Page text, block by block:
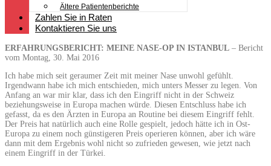
Ältere Patientenberichte
Zahlen Sie in Raten
Kontaktieren Sie uns
ERFAHRUNGSBERICHT: MEINE NASE-OP IN ISTANBUL – Bericht
vom Montag, 30. Mai 2016
Ich habe mich seit geraumer Zeit mit meiner Nase unwohl gefühlt.
Irgendwann habe ich mich entschieden, mich unters Messer zu legen. Von
Anfang an war mir klar, dass ich den Eingriff nicht in der Schweiz
beziehungsweise in Europa machen würde. Diesen Entschluss habe ich
gefasst, da es den Ärzten in Europa an Routine bei diesem Eingriff fehlt.
Der Preis hat natürlich auch eine Rolle gespielt, jedoch hätte ich in Ost-
Europa zu einem noch günstigeren Preis operieren können, aber ich wäre
dann mit dem Ergebnis wohl nicht so zufrieden gewesen, wie jetzt nach
einem Eingriff in der Türkei.